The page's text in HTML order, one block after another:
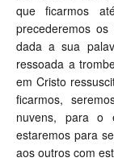
que ficarmos
precederemos
dada a sua
ressoada a
em Cristo
ficarmos,
nuvens, para o
estaremos para
aos outros com